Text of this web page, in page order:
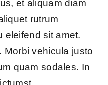
et aliquam diam
rutrum
eleifend sit amet.
Morbi vehicula justo
quam sodales. In